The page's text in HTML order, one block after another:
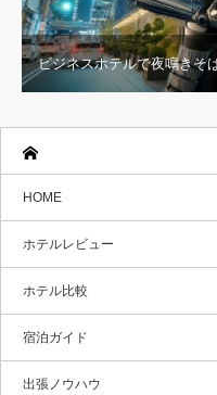
ビジネスホテルで夜鳴きそ
HOME
ホテルレビュー
ホテル比較
宿泊ガイド
出張ノウハウ